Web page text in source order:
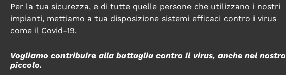
Per la tua sicurezza, e di tutte quelle persone che utilizzano i nostri
impianti, mettiamo a tua disposizione sistemi efficaci contro i virus
come il Covid-19.
Vogliamo contribuire alla battaglia contro il virus, anche nel nostro
piccolo.